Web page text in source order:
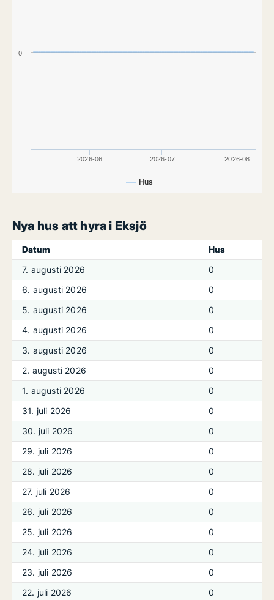
Hus
2026-06 2026-07 2026-08
0
Nya hus att hyra i Eksjö
Datum
Hus
7. augusti 2026
0
6. augusti 2026
0
5. augusti 2026
0
4. augusti 2026
0
3. augusti 2026
0
2. augusti 2026
0
1. augusti 2026
0
31. juli 2026
0
30. juli 2026
0
29. juli 2026
0
28. juli 2026
0
27. juli 2026
0
26. juli 2026
0
25. juli 2026
0
24. juli 2026
0
23. juli 2026
0
22. juli 2026
0